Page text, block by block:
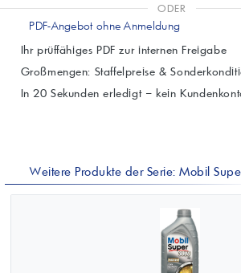
ODER
PDF-Angebot ohne Anmeldung
Ihr prüffähiges PDF zur internen Freigabe
Großmengen: Staffelpreise &
In 20 Sekunden erledigt – kein
Weitere Produkte der Serie: Mobil